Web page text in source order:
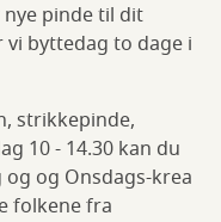
pinde til dit
byttedag to dage i
strikkepinde,
10 - 14.30 kan du
og Onsdags-krea
folkene fra